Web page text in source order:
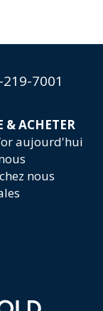
7001
& ACHETER
aujourd'hui
nous